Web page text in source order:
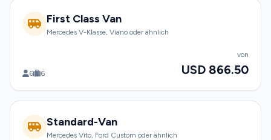
First Class Van
Mercedes V-Klasse, Viano oder ähnlich
6 6
von
USD 866.50
Standard-Van
Mercedes Vito, Ford Custom oder ähnlich